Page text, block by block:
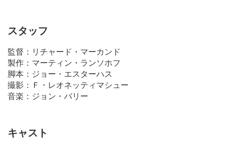
スタッフ
監督：リチャード・マーカンド
製作：マーティン・ランソホフ
脚本：ジョー・エスターハス
撮影：Ｆ・レオネッティマシュー
音楽：ジョン・バリー
キャスト